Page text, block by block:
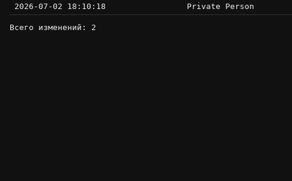
2026-07-02 18:10:18
Private Person
Всего изменений: 2